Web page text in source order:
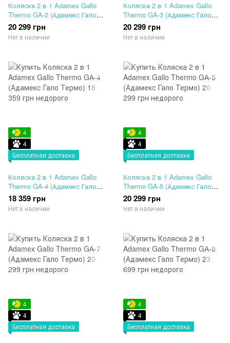
Коляска 2 в 1 Adamex Gallo
Thermo GA-2 (Адамекс Гало
Термо)
20 299 грн
Нет в наличии
Коляска 2 в 1 Adamex Gallo
Thermo GA-3 (Адамекс Гало
Термо)
20 299 грн
Нет в наличии
4
4
Бесплатная доставка
Коляска 2 в 1 Adamex Gallo
Thermo GA-4 (Адамекс Гало
Термо)
18 359 грн
Нет в наличии
4
4
Бесплатная доставка
Коляска 2 в 1 Adamex Gallo
Thermo GA-5 (Адамекс Гало
Термо)
20 299 грн
Нет в наличии
4
4
Бесплатная доставка
4
4
Бесплатная доставка